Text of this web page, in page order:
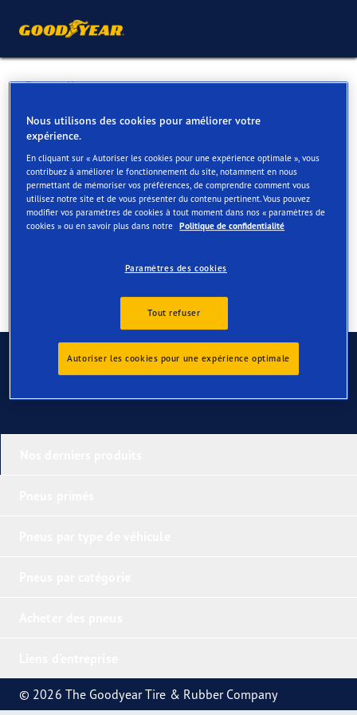
Retour liste
AUTOBANDEN DE KEMPEN
Services disponibles en ligne et en magasin
Contact Services Avis
Contactez-nous
© 2026 The Goodyear Tire & Rubber Company
Nous utilisons des cookies pour améliorer votre
expérience.
En cliquant sur « Autoriser les cookies pour une expérience optimale », vous
contribuez à améliorer le fonctionnement du site, notamment en nous
permettant de mémoriser vos préférences, de comprendre comment vous
utilisez notre site et de vous présenter du contenu pertinent. Vous pouvez
modifier vos paramètres de cookies à tout moment dans nos « paramètres de
cookies » ou en savoir plus dans notre Politique de confidentialité
Paramètres des cookies
Tout refuser
Autoriser les cookies pour une expérience optimale